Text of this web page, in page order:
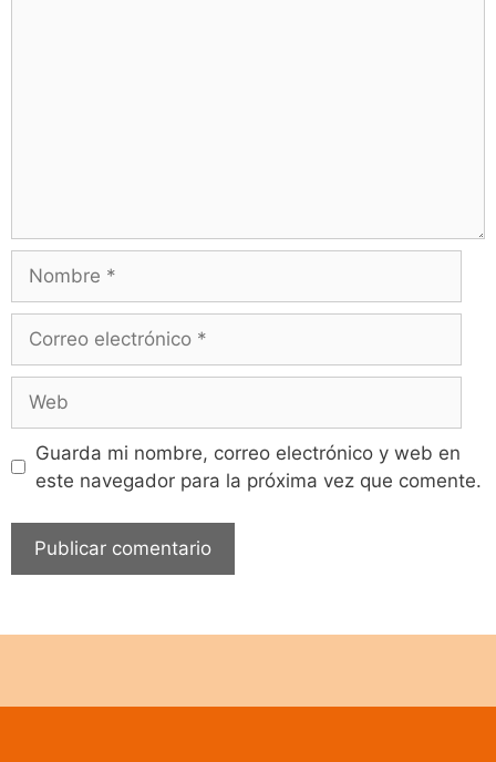
Guarda mi nombre, correo electrónico y web en
este navegador para la próxima vez que comente.